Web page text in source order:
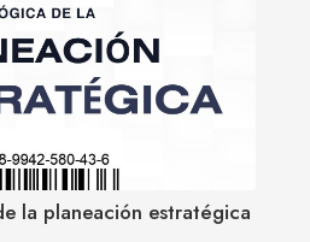
la planeación estratégica